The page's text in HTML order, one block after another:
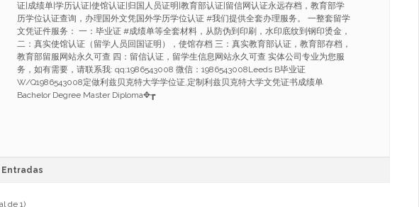
证|成绩单|学历认证|使馆认证|归国人员证明|教育部认证|留信网认证永远存档，教育部学
历学位认证查询，办理国外文凭国外学历学位认证 #我们提供全套办理服务。 一整套留学
文凭证件服务： 一：毕业证 #成绩单等全套材料，从防伪到印刷，水印底纹到钢印烫金，
二：真实使馆认证（留学人员回国证明），使馆存档 三：真实教育部认证，教育部存档，
教育部留服网站永久可查 四：留信认证，留学生信息网站永久可查 实体公司专业为您服
务，如有需要，请联系我: qq:1986543008 微信：1986543008Leeds B毕业证
W/Q1986543008定做利兹贝克特大学学位证,定制利兹贝克特大学文凭证书成绩单
Bachelor Degree Master Diploma✥┲
Entradas
de 1)